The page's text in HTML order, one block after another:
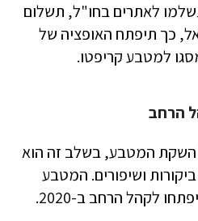
לאתרים בחו"ל, תשלום
כך תיפתח האופציה של
למטבע קריפטו.
הרחב
השקת המטבע, בשלב זה הוא
ושיפורים. המטבע
לקהל הרחב ב-2020.